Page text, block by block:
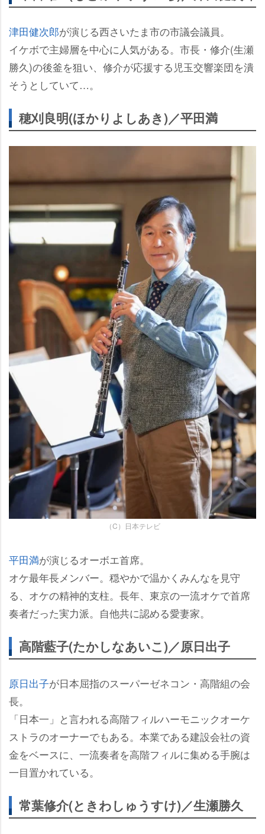
津田健次郎が演じる西さいたま市の市議会議員。
イケボで主婦層を中心に人気がある。市長・修介(生瀬
勝久)の後釜を狙い、修介が応援する児玉交響楽団を潰
そうとしていて…。
穂刈良明(ほかりよしあき)／平田満
（C）日本テレビ
平田満が演じるオーボエ首席。
オケ最年長メンバー。穏やかで温かくみんなを見守
る、オケの精神的支柱。長年、東京の一流オケで首席
奏者だった実力派。自他共に認める愛妻家。
高階藍子(たかしなあいこ)／原日出子
原日出子が日本屈指のスーパーゼネコン・高階組の会
長。
「日本一」と言われる高階フィルハーモニックオーケ
ストラのオーナーでもある。本業である建設会社の資
金をベースに、一流奏者を高階フィルに集める手腕は
一目置かれている。
常葉修介(ときわしゅうすけ)／生瀬勝久